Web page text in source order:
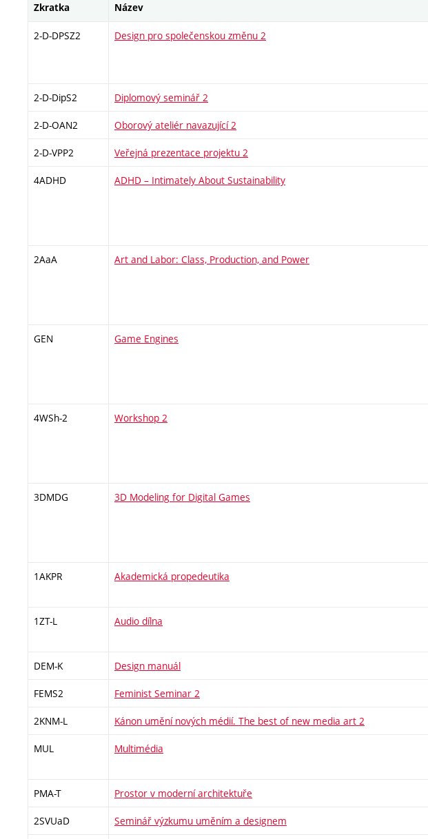
Zkratka Název
2-D-DPSZ2 Design pro společenskou změnu 2
2-D-DipS2 Diplomový seminář 2
2-D-OAN2 Oborový ateliér navazující 2
2-D-VPP2 Veřejná prezentace projektu 2
4ADHD ADHD – Intimately About Sustainability
2AaA Art and Labor: Class, Production, and Power
GEN Game Engines
4WSh-2 Workshop 2
3DMDG 3D Modeling for Digital Games
1AKPR Akademická propedeutika
1ZT-L Audio dílna
DEM-K Design manuál
FEMS2 Feminist Seminar 2
2KNM-L Kánon umění nových médií. The best of new media art 2
MUL Multimédia
PMA-T Prostor v moderní architektuře
2SVUaD Seminář výzkumu uměním a designem